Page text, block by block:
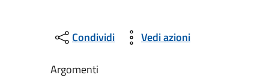
Condividi
Vedi azioni
Argomenti